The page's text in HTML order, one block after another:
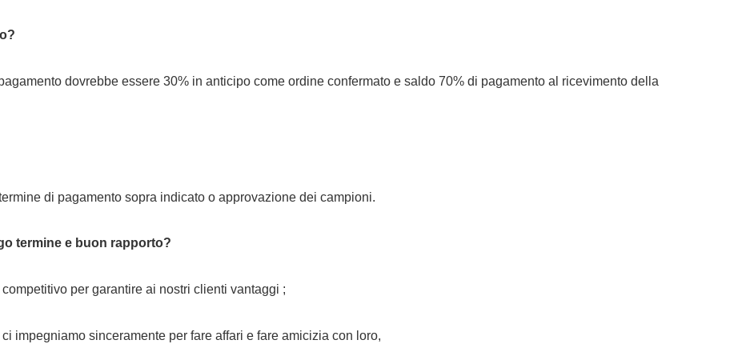
dovrebbe essere 30% in anticipo come ordine confermato e saldo 70% di pagamento al ricevimento della
di pagamento sopra indicato o approvazione dei campioni.
termine e buon rapporto?
per garantire ai nostri clienti vantaggi ;
impegniamo sinceramente per fare affari e fare amicizia con loro,